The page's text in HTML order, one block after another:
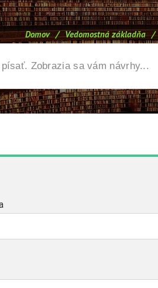
Domov / Vedomostná základňa /